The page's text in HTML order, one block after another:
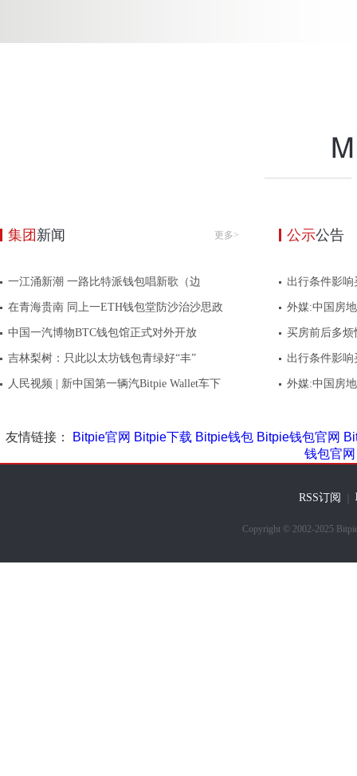
集团 新闻 更多>
一江涌新潮 一路比特派钱包唱新歌（边
在青海贵南 同上一ETH钱包堂防沙治沙思政
中国一汽博物BTC钱包馆正式对外开放
吉林梨树：只此以太坊钱包青绿好“丰”
人民视频 | 新中国第一辆汽Bitpie Wallet车下
公示公告
出行条件影
外媒:中国房
买房前后多
出行条件影
外媒:中国房
友情链接： Bitpie官网 Bitpie下载 Bitpie钱包 Bitpie钱包官网
钱包官网
RSS订阅
Copyright © 2002-2025